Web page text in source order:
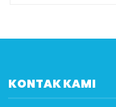
KONTAK KAMI